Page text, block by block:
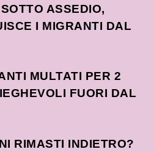
ASSEDIO,
I MIGRANTI DAL
MULTATI PER 2
FUORI DAL
RIMASTI INDIETRO?